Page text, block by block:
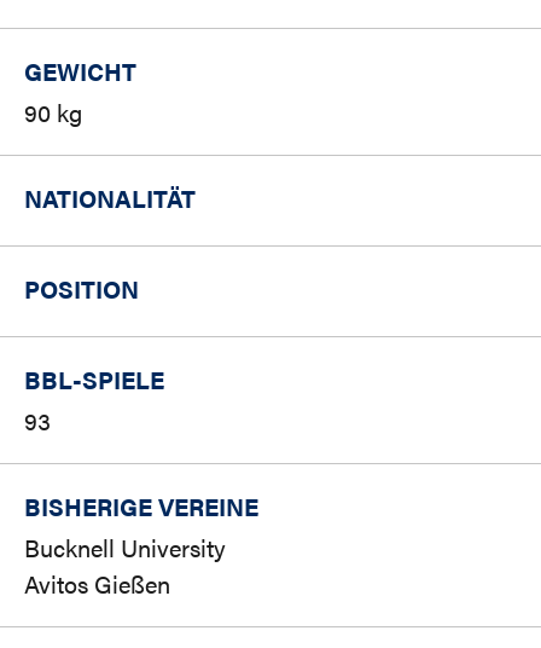
GEWICHT
90 kg
NATIONALITÄT
POSITION
BBL-SPIELE
93
BISHERIGE VEREINE
Bucknell University
Avitos Gießen